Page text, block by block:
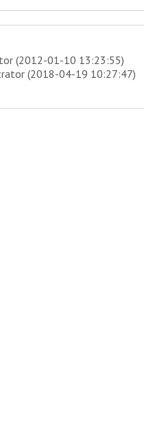
(2012-01-10 13:23:55)
(2018-04-19 10:27:47)